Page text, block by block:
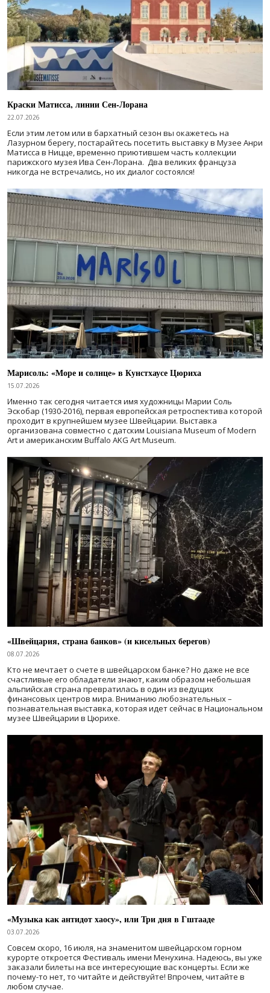
Краски Матисса, линии Сен-Лорана
22.07.2026
Если этим летом или в бархатный сезон вы окажетесь на
Лазурном берегу, постарайтесь посетить выставку в Музее Анри
Матисса в Ницце, временно приютившем часть коллекции
парижского музея Ива Сен-Лорана. Два великих француза
никогда не встречались, но их диалог состоялся!
Марисоль: «Море и солнце» в Кунстхаусе Цюриха
15.07.2026
Именно так сегодня читается имя художницы Марии Соль
Эскобар (1930-2016), первая европейская ретроспектива которой
проходит в крупнейшем музее Швейцарии. Выставка
организована совместно с датским Louisiana Museum of Modern
Art и американским Buffalo AKG Art Museum.
«Швейцария, страна банков» (и кисельных берегов)
08.07.2026
Кто не мечтает о счете в швейцарском банке? Но даже не все
счастливые его обладатели знают, каким образом небольшая
альпийская страна превратилась в один из ведущих
финансовых центров мира. Вниманию любознательных –
познавательная выставка, которая идет сейчас в Национальном
музее Швейцарии в Цюрихе.
«Музыка как антидот хаосу», или Три дня в Гштааде
03.07.2026
Совсем скоро, 16 июля, на знаменитом швейцарском горном
курорте откроется Фестиваль имени Менухина. Надеюсь, вы уже
заказали билеты на все интересующие вас концерты. Если же
почему-то нет, то читайте и действуйте! Впрочем, читайте в
любом случае.